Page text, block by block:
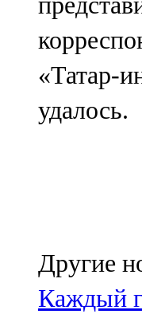
«Татар-
удалось.
Другие
Каждый